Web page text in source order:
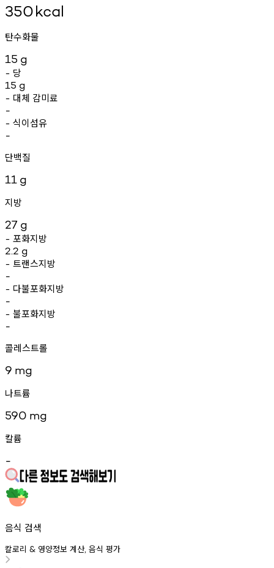
350kcal
탄수화물
15 g
- 당
15 g
- 대체 감미료
-
- 식이섬유
-
단백질
11 g
지방
27 g
- 포화지방
2.2 g
- 트랜스지방
-
- 다불포화지방
-
- 불포화지방
-
콜레스트롤
9 mg
나트륨
590 mg
칼륨
-
음식 검색
칼로리 & 영양정보 계산, 음식 평가